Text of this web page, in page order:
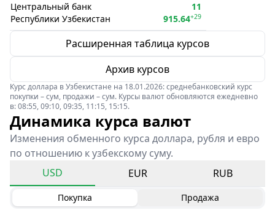
Центральный банк
Республики Узбекистан
11
915.64+29
Расширенная таблица курсов
Архив курсов
Курс доллара в Узбекистане на 18.01.2026: среднебанковский курс
покупки – сум, продажи – сум. Курсы валют обновляются ежедневно
в: 08:55, 09:10, 09:35, 11:15, 15:15.
Динамика курса валют
Изменения обменного курса доллара, рубля и евро
по отношению к узбекскому суму.
USD
EUR RUB
Покупка Продажа